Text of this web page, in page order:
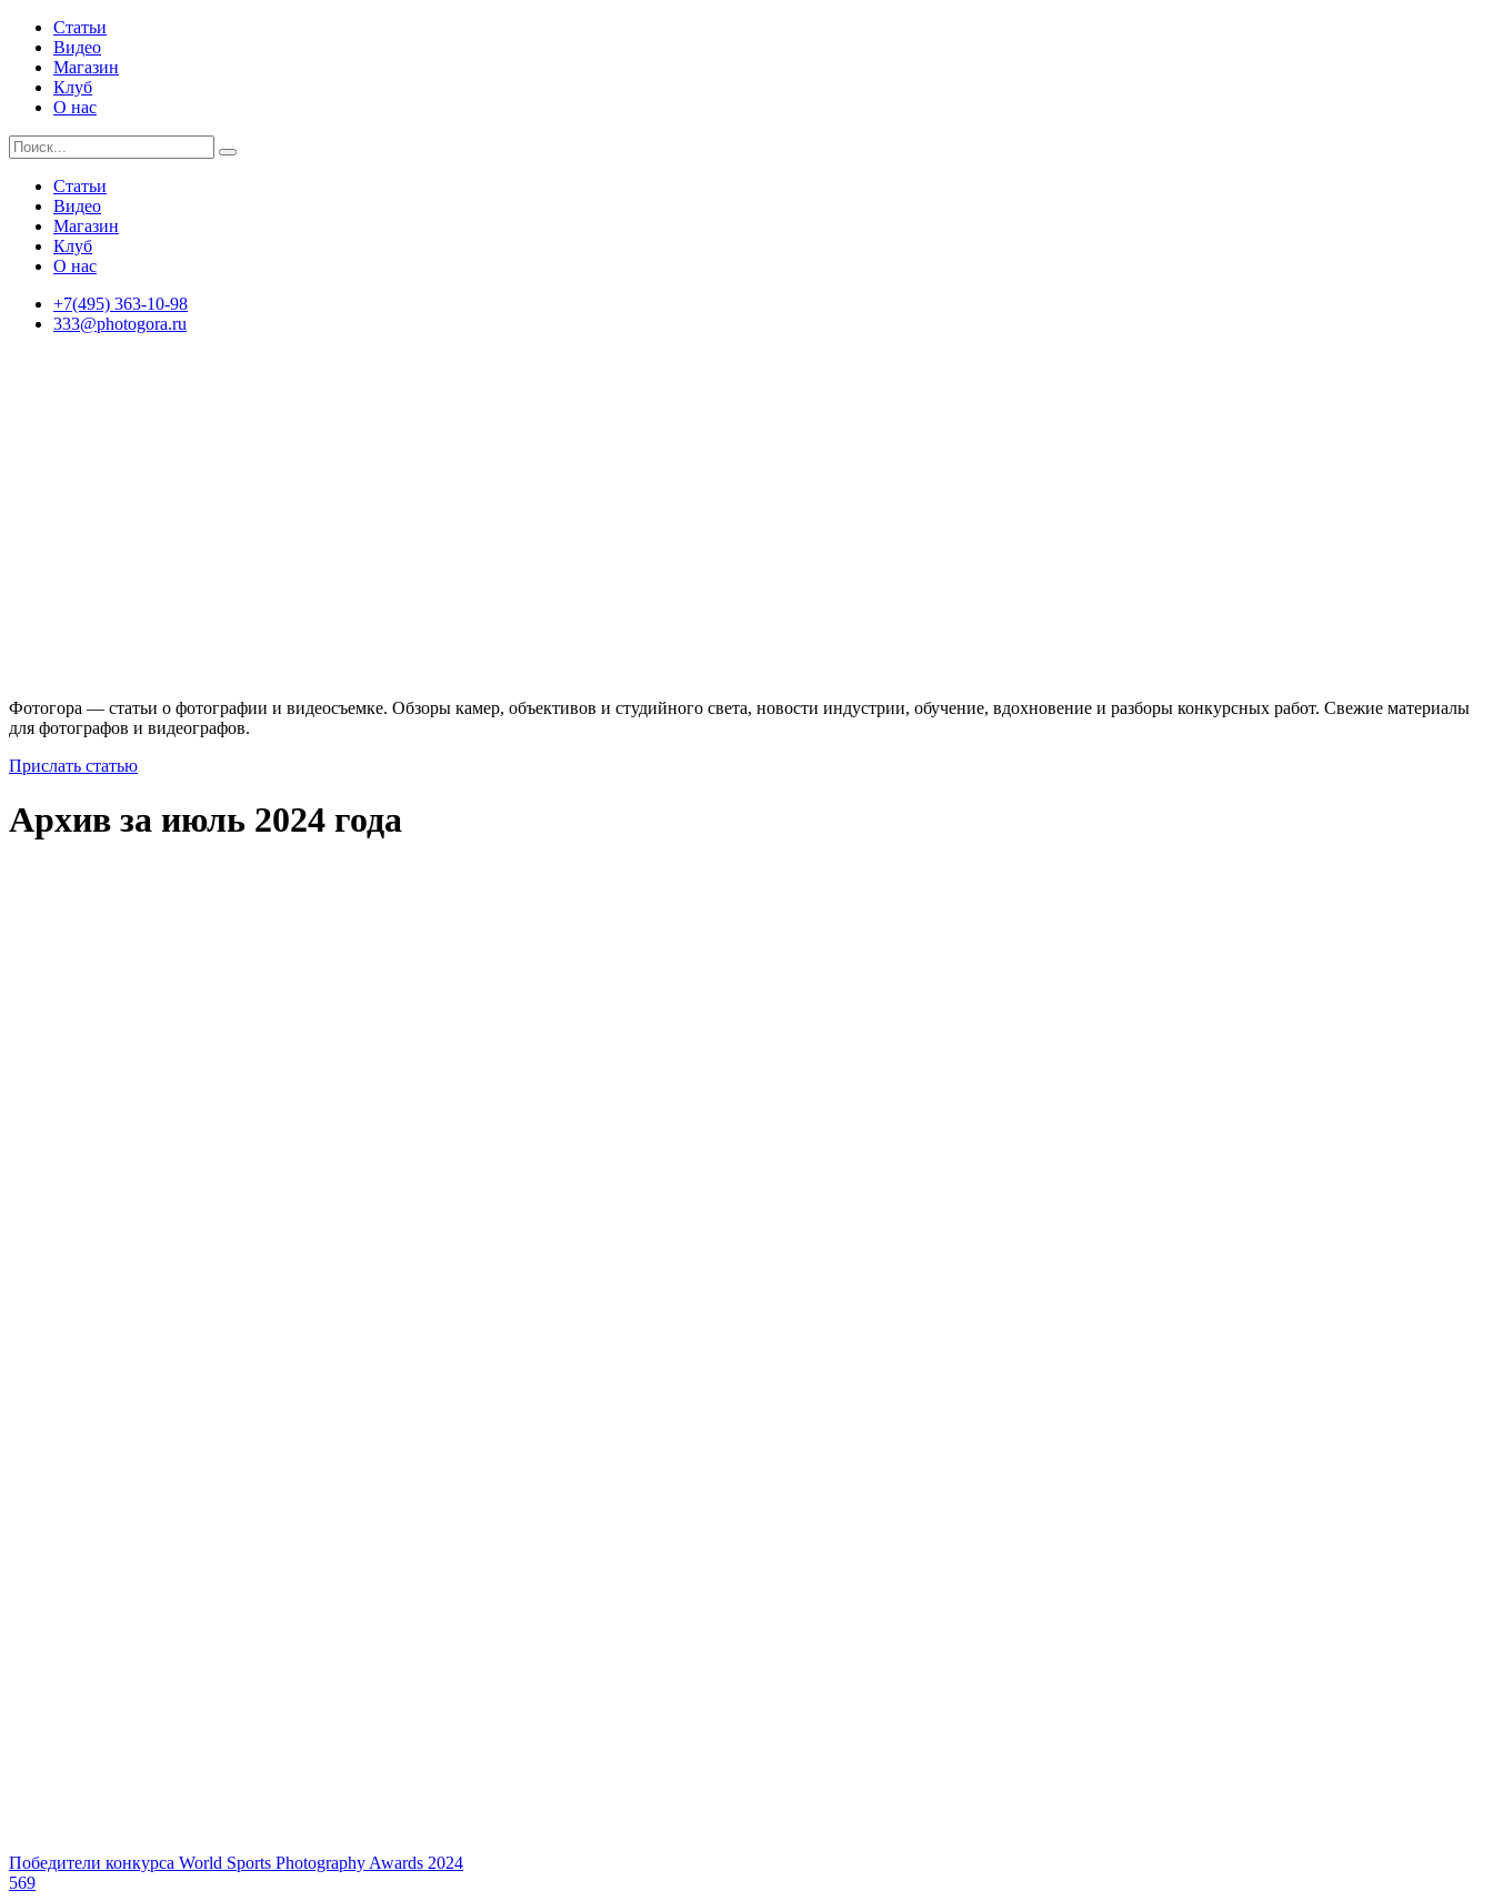
Статьи
Видео
Магазин
Клуб
О нас
Статьи
Видео
Магазин
Клуб
О нас
+7(495) 363-10-98
333@photogora.ru
Фотогора — статьи о фотографии и видеосъемке. Обзоры камер, объективов и студийного света, новости индустрии, обучение, вдохновение и разборы конкурсных работ. Свежие материалы
для фотографов и видеографов.
Прислать статью
Архив за июль 2024 года
Победители конкурса World Sports Photography Awards 2024
569